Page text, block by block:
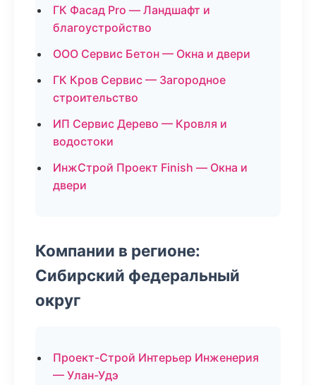
ГК Фасад Pro — Ландшафт и
благоустройство
ООО Сервис Бетон — Окна и двери
ГК Кров Сервис — Загородное
строительство
ИП Сервис Дерево — Кровля и
водостоки
ИнжСтрой Проект Finish — Окна и
двери
Компании в регионе:
Сибирский федеральный
округ
Проект-Строй Интерьер Инженерия
— Улан-Удэ